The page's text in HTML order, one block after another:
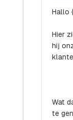
Hallo
Hier
hij
Wat
te